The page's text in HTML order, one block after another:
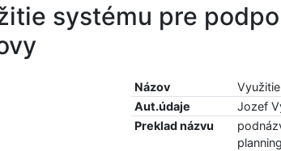
systému pre
Názov
Aut.údaje
Jozef
Preklad názvu